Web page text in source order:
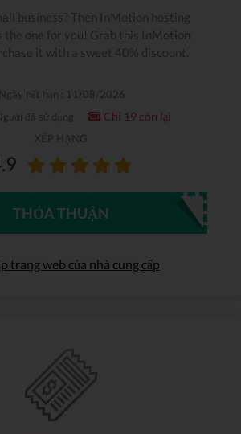
business? Then InMotion hosting
the one for you! Grab this InMotion
it with a sweet 40% discount.
Ngày hết hạn : 11/08/2026
đã sử dụng
Chỉ 19 còn lại
XẾP HẠNG
THỎA THUẬN
trang web của nhà cung cấp